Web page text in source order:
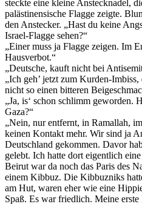
steckte eine kleine Anstecknadel,
palästinensische Flagge zeigte.
den Anstecker. „Hast du keine
Israel-Flagge sehen?“
„Einer muss ja Flagge zeigen. Im
Hausverbot.“
„Deutsche, kauft nicht bei
„Ich geh’ jetzt zum Kurden-
nicht so einen bitteren
„Ja, is‘ schon schlimm geworden.
Gaza?“
„Nein, nur entfernt, in Ramallah,
keinen Kontakt mehr. Wir sind ja
Deutschland gekommen. Davor
gelebt. Ich hatte dort eigentlich
Beirut war da noch das Paris des
einem Kibbuz. Die Kibbuzniks
am Hut, waren eher wie eine
Spaß. Es war friedlich. Meine